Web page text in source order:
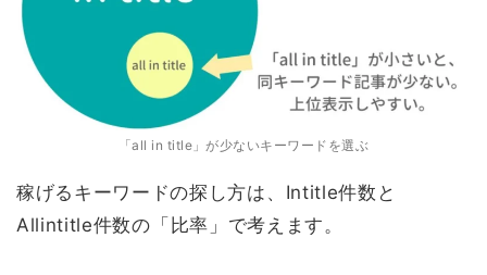
「all in title」が少ないキーワードを選ぶ
稼げるキーワードの探し方は、Intitle件数と
Allintitle件数の「比率」で考えます。